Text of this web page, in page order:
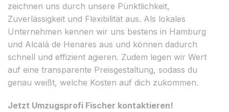
zeichnen uns durch unsere Pünktlichkeit,
Zuverlässigkeit und Flexibilität aus. Als lokales
Unternehmen kennen wir uns bestens in Hamburg
und Alcalá de Henares aus und können dadurch
schnell und effizient agieren. Zudem legen wir Wert
auf eine transparente Preisgestaltung, sodass du
genau weißt, welche Kosten auf dich zukommen.
Jetzt Umzugsprofi Fischer kontaktieren!